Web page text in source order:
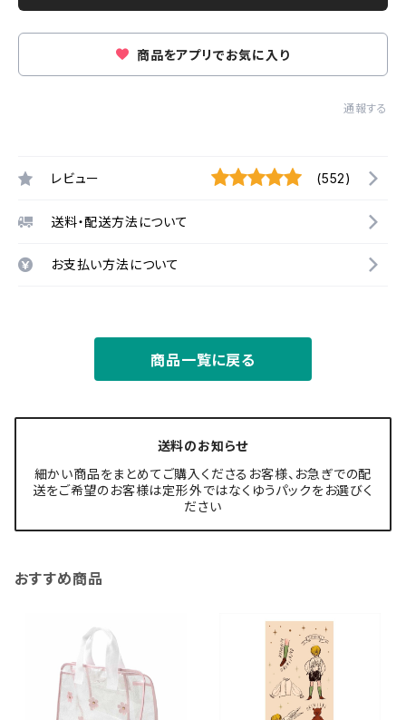
商品をアプリでお気に入り
通報する
レビュー (552)
送料・配送方法について
お支払い方法について
商品一覧に戻る
送料のお知らせ
細かい商品をまとめてご購入くださるお客様、お急ぎでの配
送をご希望のお客様は定形外ではなくゆうパックをお選びく
ださい
おすすめ商品